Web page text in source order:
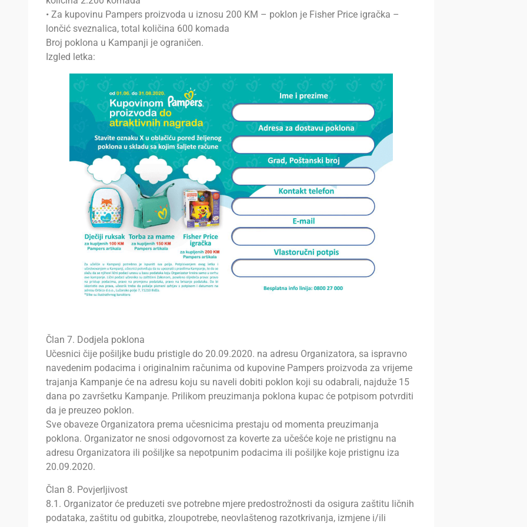
• Za kupovinu Pampers proizvoda u iznosu 200 KM – poklon je Fisher Price igračka –
lončić sveznalica, total količina 600 komada
Broj poklona u Kampanji je ograničen.
Izgled letka:
Član 7. Dodjela poklona
Učesnici čije pošiljke budu pristigle do 20.09.2020. na adresu Organizatora, sa ispravno
navedenim podacima i originalnim računima od kupovine Pampers proizvoda za vrijeme
trajanja Kampanje će na adresu koju su naveli dobiti poklon koji su odabrali, najduže 15
dana po završetku Kampanje. Prilikom preuzimanja poklona kupac će potpisom potvrditi
da je preuzeo poklon.
Sve obaveze Organizatora prema učesnicima prestaju od momenta preuzimanja
poklona. Organizator ne snosi odgovornost za koverte za učešće koje ne pristignu na
adresu Organizatora ili pošiljke sa nepotpunim podacima ili pošiljke koje pristignu iza
20.09.2020.
Član 8. Povjerljivost
8.1. Organizator će preduzeti sve potrebne mjere predostrožnosti da osigura zaštitu ličnih
podataka, zaštitu od gubitka, zloupotrebe, neovlaštenog razotkrivanja, izmjene i/ili